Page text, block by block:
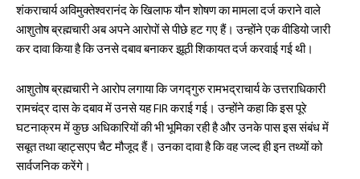
शंकराचार्य अविमुक्तेश्वरानंद के खिलाफ यौन शोषण का मामला दर्ज कराने वाले
आशुतोष ब्रह्मचारी अब अपने आरोपों से पीछे हट गए हैं। उन्होंने एक वीडियो जारी
कर दावा किया है कि उनसे दबाव बनाकर झूठी शिकायत दर्ज करवाई गई थी।
आशुतोष ब्रह्मचारी ने आरोप लगाया कि जगद्गुरु रामभद्राचार्य के उत्तराधिकारी
रामचंद्र दास के दबाव में उनसे यह FIR कराई गई। उन्होंने कहा कि इस पूरे
घटनाक्रम में कुछ अधिकारियों की भी भूमिका रही है और उनके पास इस संबंध में
सबूत तथा व्हाट्सएप चैट मौजूद हैं। उनका दावा है कि वह जल्द ही इन तथ्यों को
सार्वजनिक करेंगे।